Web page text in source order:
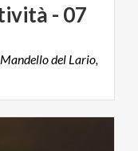
- 07
del Lario,